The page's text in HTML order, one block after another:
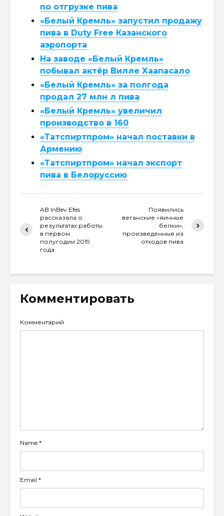
по отгрузке пива
«Белый Кремль» запустил продажу
пива в Duty Free Казанского
аэропорта
На заводе «Белый Кремль»
побывал актёр Вилле Хаапасало
«Белый Кремль» за полгода
продал 27 млн л пива
«Белый Кремль» увеличил
производство в 160
«Татспиртпром» начал поставки в
Армению
«Татспиртпром» начал экспорт
пива в Белоруссию
AB InBev Efes
рассказала о
результатах работы
в первом
полугодии 2019
года
Появились
веганские «яичные
белки»,
произведенные из
отходов пива
Комментировать
Комментарий
Name *
Email *